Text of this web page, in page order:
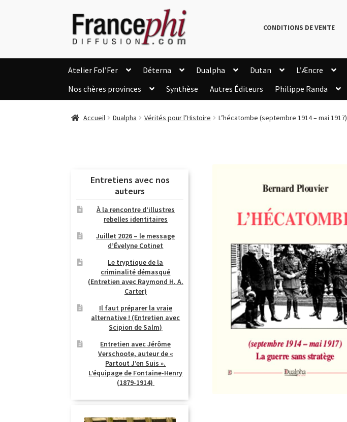
Aller
la
Aller
au
contenu
CONDITIONS DE VENTE
Atelier Fol’Fer Déterna Dualpha Dutan L’Æncre
Nos chères provinces
Synthèse Autres Éditeurs Philippe Randa
Accueil Dualpha Vérités pour l’Histoire L’hécatombe (septembre 1914 – mai 1917)
Entretiens avec nos
auteurs
À la rencontre d’illustres
rebelles identitaires
Juillet 2026 – le message
d’Évelyne Cotinet
Le tryptique de la
criminalité démasqué
(Entretien avec Raymond H. A.
Carter)
Il faut préparer la vraie
alternative ! (Entretien avec
Scipion de Salm)
Entretien avec Jérôme
Verschoote, auteur de «
Partout J’en Suis ».
L’équipage de Fontaine-Henry
(1879-1914)